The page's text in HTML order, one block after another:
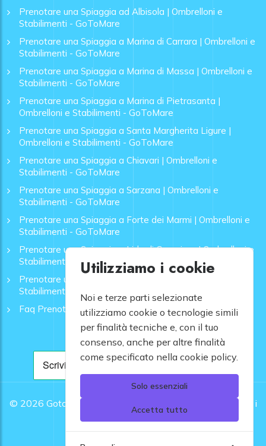
Prenotare una Spiaggia ad Albisola | Ombrelloni e
Stabilimenti - GoToMare
Prenotare una Spiaggia a Marina di Carrara | Ombrelloni e
Stabilimenti - GoToMare
Prenotare una Spiaggia a Marina di Massa | Ombrelloni e
Stabilimenti - GoToMare
Prenotare una Spiaggia a Marina di Pietrasanta |
Ombrelloni e Stabilimenti - GoToMare
Prenotare una Spiaggia a Santa Margherita Ligure |
Ombrelloni e Stabilimenti - GoToMare
Prenotare una Spiaggia a Chiavari | Ombrelloni e
Stabilimenti - GoToMare
Prenotare una Spiaggia a Sarzana | Ombrelloni e
Stabilimenti - GoToMare
Prenotare una Spiaggia a Forte dei Marmi | Ombrelloni e
Stabilimenti - GoToMare
Prenotare una Spiaggia a Lido di Camaiore | Ombrelloni e
Stabilimenti - GoToMare
Prenotare una Spiaggia a Rapallo | Ombrelloni e
Stabilimenti - GoToMare
Faq Prenotazione Spiagge
© 2026 Gotomare srl - Partita IVA 12948810960 .
Tutti i
diritti riservati.
Utilizziamo i cookie
Noi e terze parti selezionate
utilizziamo cookie o tecnologie simili
per finalità tecniche e, con il tuo
consenso, anche per altre finalità
come specificato nella cookie policy.
Solo essenziali
Accetta tutto